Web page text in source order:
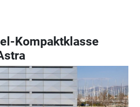
Kompaktklasse